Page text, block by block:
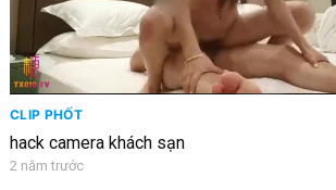
CLIP PHỐT
hack camera khách sạn
2 năm trước